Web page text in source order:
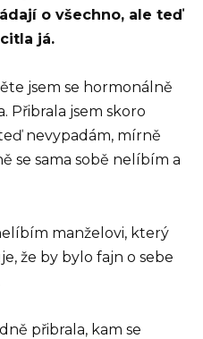
o všechno, ale teď
já.
jsem se hormonálně
Přibrala jsem skoro
nevypadám, mírně
se sama sobě nelíbím a
manželovi, který
že by bylo fajn o sebe
přibrala, kam se